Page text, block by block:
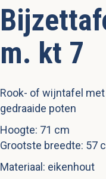
m. kt 7
Rook- of wijntafel
gedraaide poten
Hoogte: 71 cm
Grootste breedte: 57
Materiaal: eikenhout